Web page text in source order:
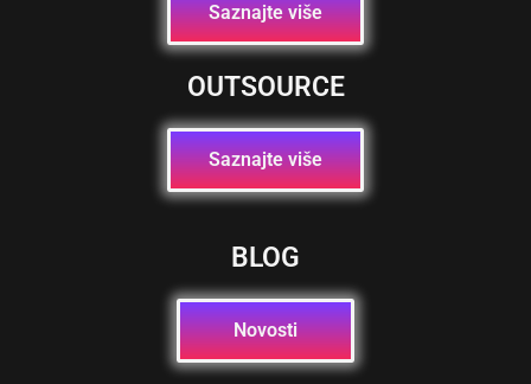
Saznajte više
OUTSOURCE
Saznajte više
BLOG
Novosti